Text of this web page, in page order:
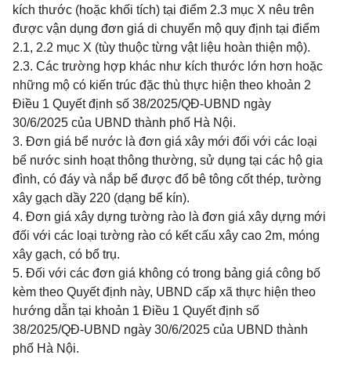
kích thước (hoặc khối tích) tại điểm 2.3 mục X nêu trên
được vận dụng đơn giá di chuyển mộ quy định tại điểm
2.1, 2.2 mục X (tùy thuộc từng vật liệu hoàn thiện mộ).
2.3. Các trường hợp khác như kích thước lớn hơn hoặc
những mộ có kiến trúc đặc thù thực hiện theo khoản 2
Điều 1 Quyết định số 38/2025/QĐ-UBND ngày
30/6/2025 của UBND thành phố Hà Nội.
3. Đơn giá bể nước là đơn giá xây mới đối với các loại
bể nước sinh hoạt thông thường, sử dụng tại các hộ gia
đình, có đáy và nắp bể được đổ bê tông cốt thép, tường
xây gạch dầy 220 (dạng bể kín).
4. Đơn giá xây dựng tường rào là đơn giá xây dựng mới
đối với các loại tường rào có kết cấu xây cao 2m, móng
xây gạch, có bổ trụ.
5. Đối với các đơn giá không có trong bảng giá công bố
kèm theo Quyết định này, UBND cấp xã thực hiện theo
hướng dẫn tại khoản 1 Điều 1 Quyết định số
38/2025/QĐ-UBND ngày 30/6/2025 của UBND thành
phố Hà Nội.